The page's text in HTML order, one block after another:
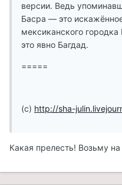
версии. Ведь
Басра — это
мексиканского
это явно Багдад.
=====
(с) http://sha-
Какая прелесть! Возьму